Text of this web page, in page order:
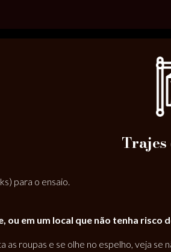
Trajes
para o ensaio.
ou em um local que não tenha
as roupas e se olhe no espelho, veja